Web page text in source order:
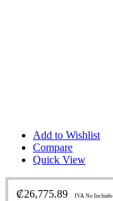
Add to Wishlist
Compare
Quick View
₡26,775.89 IVA No Incluido